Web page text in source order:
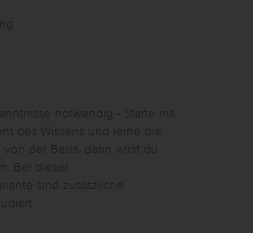
notwendig - Starte mit
des Wissens und lerne die
der Basis, dann wirst du
Bei dieser
sind zusätzliche